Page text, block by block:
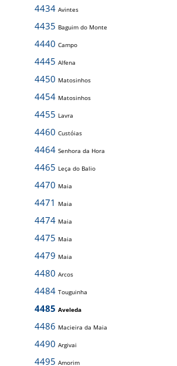
4434 Avintes
4435 Baguim do Monte
4440 Campo
4445 Alfena
4450 Matosinhos
4454 Matosinhos
4455 Lavra
4460 Custóias
4464 Senhora da Hora
4465 Leça do Balio
4470 Maia
4471 Maia
4474 Maia
4475 Maia
4479 Maia
4480 Arcos
4484 Touguinha
4485 Aveleda
4486 Macieira da Maia
4490 Argivai
4495 Amorim